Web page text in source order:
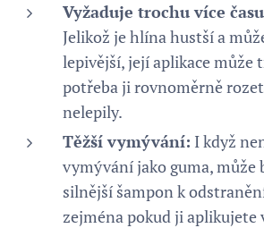
Vyžaduje trochu více
Jelikož je hlína hustší a
lepivější, její aplikace může
potřeba ji rovnoměrně
nelepily.
Těžší vymývání: I když
vymývání jako guma,
silnější šampon k
zejména pokud ji aplikujete